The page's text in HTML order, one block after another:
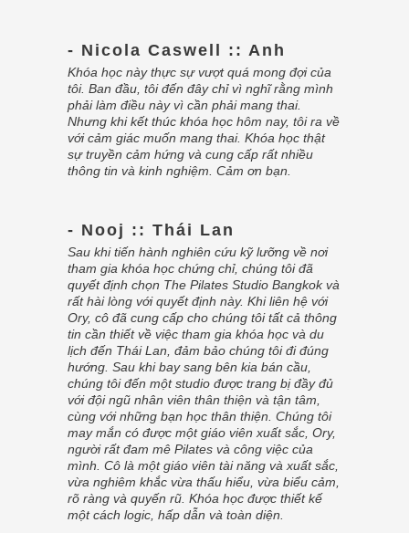
- Nicola Caswell :: Anh
Khóa học này thực sự vượt quá mong đợi của
tôi. Ban đầu, tôi đến đây chỉ vì nghĩ rằng mình
phải làm điều này vì cần phải mang thai.
Nhưng khi kết thúc khóa học hôm nay, tôi ra về
với cảm giác muốn mang thai. Khóa học thật
sự truyền cảm hứng và cung cấp rất nhiều
thông tin và kinh nghiệm. Cảm ơn bạn.
- Nooj :: Thái Lan
Sau khi tiến hành nghiên cứu kỹ lưỡng về nơi
tham gia khóa học chứng chỉ, chúng tôi đã
quyết định chọn The Pilates Studio Bangkok và
rất hài lòng với quyết định này. Khi liên hệ với
Ory, cô đã cung cấp cho chúng tôi tất cả thông
tin cần thiết về việc tham gia khóa học và du
lịch đến Thái Lan, đảm bảo chúng tôi đi đúng
hướng. Sau khi bay sang bên kia bán cầu,
chúng tôi đến một studio được trang bị đầy đủ
với đội ngũ nhân viên thân thiện và tận tâm,
cùng với những bạn học thân thiện. Chúng tôi
may mắn có được một giáo viên xuất sắc, Ory,
người rất đam mê Pilates và công việc của
mình. Cô là một giáo viên tài năng và xuất sắc,
vừa nghiêm khắc vừa thấu hiểu, vừa biểu cảm,
rõ ràng và quyến rũ. Khóa học được thiết kế
một cách logic, hấp dẫn và toàn diện.